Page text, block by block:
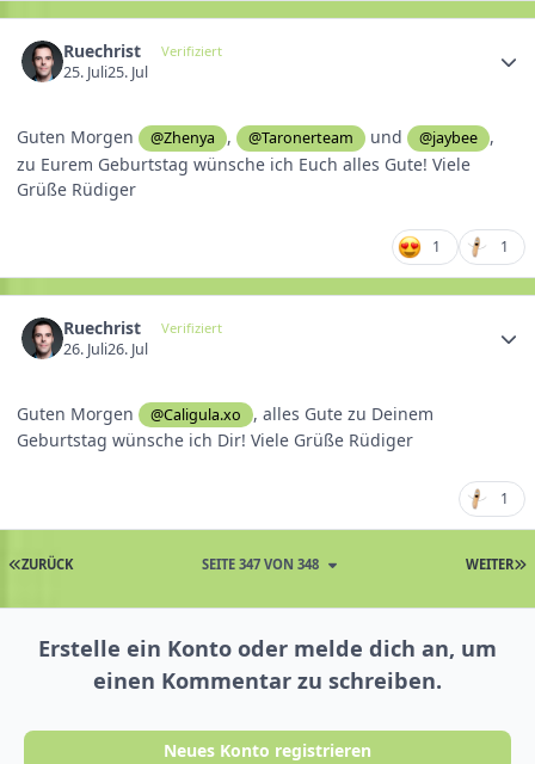
Ruechrist Verifiziert
25. Juli25. Jul
Guten Morgen @Zhenya , @Taronerteam und @jaybee
,
zu Eurem Geburtstag wünsche ich Euch alles Gute! Viele
Grüße Rüdiger
1 1
Ruechrist Verifiziert
26. Juli26. Jul
Guten Morgen @Caligula.xo
, alles Gute zu Deinem
Geburtstag wünsche ich Dir! Viele Grüße Rüdiger
1
ZURÜCK WEITER
SEITE 347 VON 348
Erstelle ein Konto oder melde dich an, um
einen Kommentar zu schreiben.
Neues Konto registrieren